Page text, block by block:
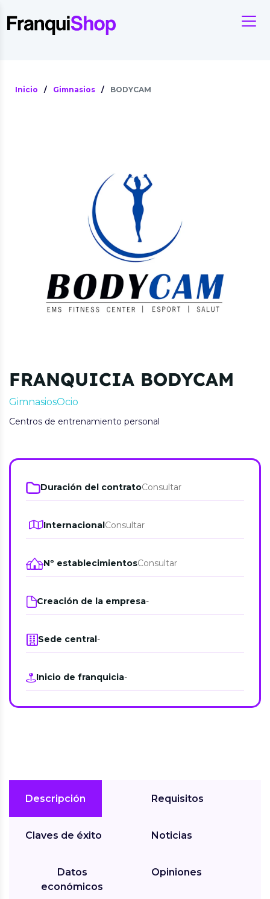
Inicio / Gimnasios / BODYCAM
FRANQUICIA BODYCAM
GimnasiosOcio
Centros de entrenamiento personal
Duración del contratoConsultar
InternacionalConsultar
Nº establecimientosConsultar
Creación de la empresa-
Sede central-
Inicio de franquicia-
Descripción
Claves de éxito
Datos
económicos
Requisitos
Noticias
Opiniones